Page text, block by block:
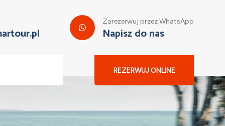
Zarezerwuj przez WhatsApp
Napisz do nas
REZERWUJ ONLINE